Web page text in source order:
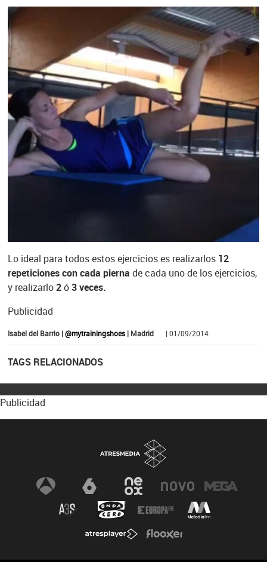
Lo ideal para todos estos ejercicios es realizarlos 12
repeticiones con cada pierna de cada uno de los ejercicios,
y realizarlo2ó3 veces.
Publicidad
Isabel del Barrio |@mytrainingshoes| Madrid | 01/09/2014
TAGS RELACIONADOS
Publicidad